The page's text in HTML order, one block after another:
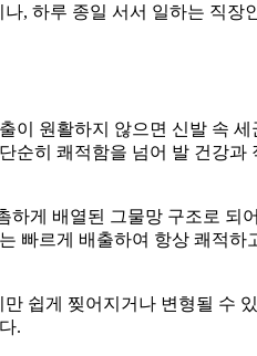
, 하루 종일 서서 일하는 직장
이 원활하지 않으면 신발 속 세
순히 쾌적함을 넘어 발 건강과
게 배열된 그물망 구조로 되
빠르게 배출하여 항상 쾌적하
쉽게 찢어지거나 변형될 수
.